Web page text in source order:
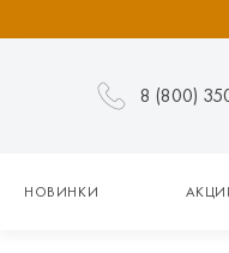
8 (800)
НОВИНКИ